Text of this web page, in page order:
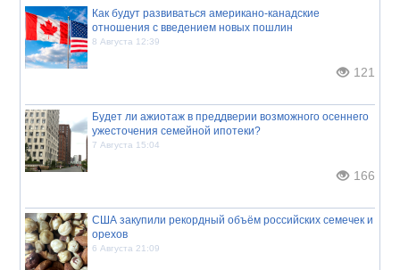
Как будут развиваться американо-канадские
отношения с введением новых пошлин
8 Августа 12:39
121
Будет ли ажиотаж в преддверии возможного осеннего
ужесточения семейной ипотеки?
7 Августа 15:04
166
США закупили рекордный объём российских семечек и
орехов
6 Августа 21:09